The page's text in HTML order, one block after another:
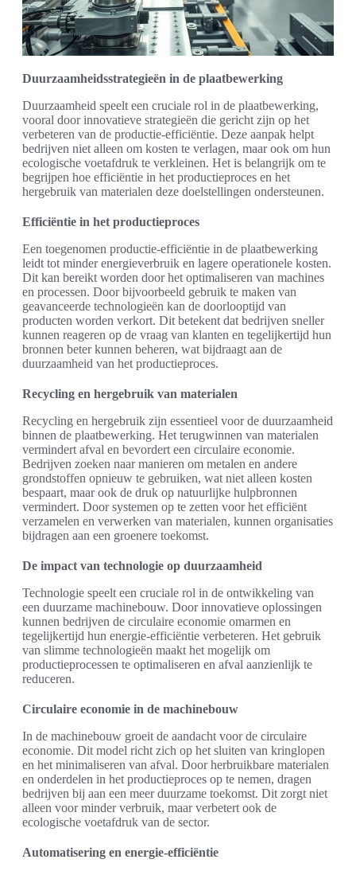
Duurzaamheidsstrategieën in de plaatbewerking
Duurzaamheid speelt een cruciale rol in de plaatbewerking,
vooral door innovatieve strategieën die gericht zijn op het
verbeteren van de productie-efficiëntie. Deze aanpak helpt
bedrijven niet alleen om kosten te verlagen, maar ook om hun
ecologische voetafdruk te verkleinen. Het is belangrijk om te
begrijpen hoe efficiëntie in het productieproces en het
hergebruik van materialen deze doelstellingen ondersteunen.
Efficiëntie in het productieproces
Een toegenomen productie-efficiëntie in de plaatbewerking
leidt tot minder energieverbruik en lagere operationele kosten.
Dit kan bereikt worden door het optimaliseren van machines
en processen. Door bijvoorbeeld gebruik te maken van
geavanceerde technologieën kan de doorlooptijd van
producten worden verkort. Dit betekent dat bedrijven sneller
kunnen reageren op de vraag van klanten en tegelijkertijd hun
bronnen beter kunnen beheren, wat bijdraagt aan de
duurzaamheid van het productieproces.
Recycling en hergebruik van materialen
Recycling en hergebruik zijn essentieel voor de duurzaamheid
binnen de plaatbewerking. Het terugwinnen van materialen
vermindert afval en bevordert een circulaire economie.
Bedrijven zoeken naar manieren om metalen en andere
grondstoffen opnieuw te gebruiken, wat niet alleen kosten
bespaart, maar ook de druk op natuurlijke hulpbronnen
vermindert. Door systemen op te zetten voor het efficiënt
verzamelen en verwerken van materialen, kunnen organisaties
bijdragen aan een groenere toekomst.
De impact van technologie op duurzaamheid
Technologie speelt een cruciale rol in de ontwikkeling van
een duurzame machinebouw. Door innovatieve oplossingen
kunnen bedrijven de circulaire economie omarmen en
tegelijkertijd hun energie-efficiëntie verbeteren. Het gebruik
van slimme technologieën maakt het mogelijk om
productieprocessen te optimaliseren en afval aanzienlijk te
reduceren.
Circulaire economie in de machinebouw
In de machinebouw groeit de aandacht voor de circulaire
economie. Dit model richt zich op het sluiten van kringlopen
en het minimaliseren van afval. Door herbruikbare materialen
en onderdelen in het productieproces op te nemen, dragen
bedrijven bij aan een meer duurzame toekomst. Dit zorgt niet
alleen voor minder verbruik, maar verbetert ook de
ecologische voetafdruk van de sector.
Automatisering en energie-efficiëntie